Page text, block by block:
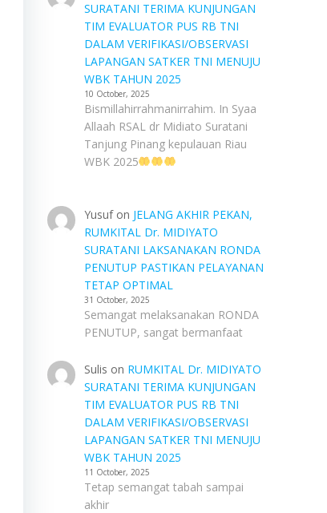
SURATANI TERIMA KUNJUNGAN
TIM EVALUATOR PUS RB TNI
DALAM VERIFIKASI/OBSERVASI
LAPANGAN SATKER TNI MENUJU
WBK TAHUN 2025
10 October, 2025
Bismillahirrahmanirrahim. In Syaa
Allaah RSAL dr Midiato Suratani
Tanjung Pinang kepulauan Riau
WBK 2025
Yusufon JELANG AKHIR PEKAN,
RUMKITAL Dr. MIDIYATO
SURATANI LAKSANAKAN RONDA
PENUTUP PASTIKAN PELAYANAN
TETAP OPTIMAL
31 October, 2025
Semangat melaksanakan RONDA
PENUTUP, sangat bermanfaat
Sulis on RUMKITAL Dr. MIDIYATO
SURATANI TERIMA KUNJUNGAN
TIM EVALUATOR PUS RB TNI
DALAM VERIFIKASI/OBSERVASI
LAPANGAN SATKER TNI MENUJU
WBK TAHUN 2025
11 October, 2025
Tetap semangat tabah sampai
akhir